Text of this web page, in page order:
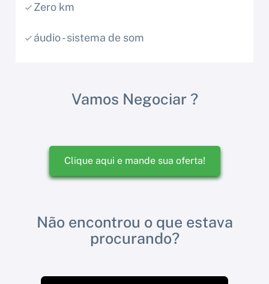
Zero km
áudio - sistema de som
Vamos Negociar ?
Clique aqui e mande sua oferta!
Não encontrou o que estava
procurando?